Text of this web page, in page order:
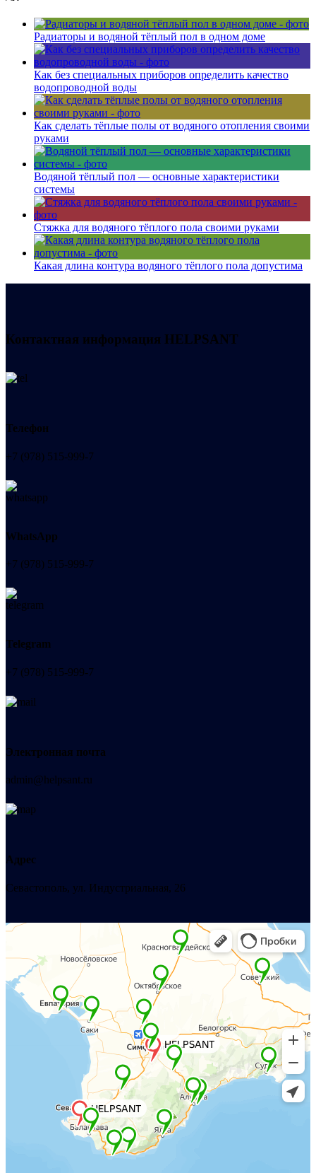
Радиаторы и водяной тёплый пол в одном доме
Как без специальных приборов определить качество
водопроводной воды
Как сделать тёплые полы от водяного отопления своими
руками
Водяной тёплый пол — основные характеристики
системы
Стяжка для водяного тёплого пола своими руками
Какая длина контура водяного тёплого пола допустима
Контактная информация HELPSANT
Телефон
+7 (978) 515-999-7
WhatsApp
+7 (978) 515-999-7
Telegram
+7 (978) 515-999-7
Электронная почта
admin@helpsant.ru
Адрес
Севастополь, ул. Индустриальная, 26